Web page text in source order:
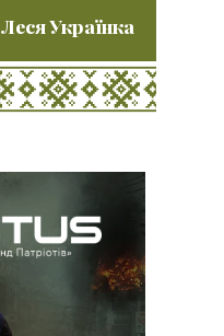
Леся Українка